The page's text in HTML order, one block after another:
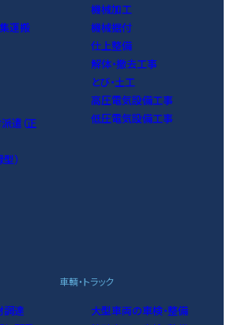
運搬
遣（正
）
機械加工
機械据付
仕上整備
解体・撤去工事
とび・土工
高圧電気設備工事
低圧電気設備工事
調達
車輌・トラック
大型車両の車検・整備